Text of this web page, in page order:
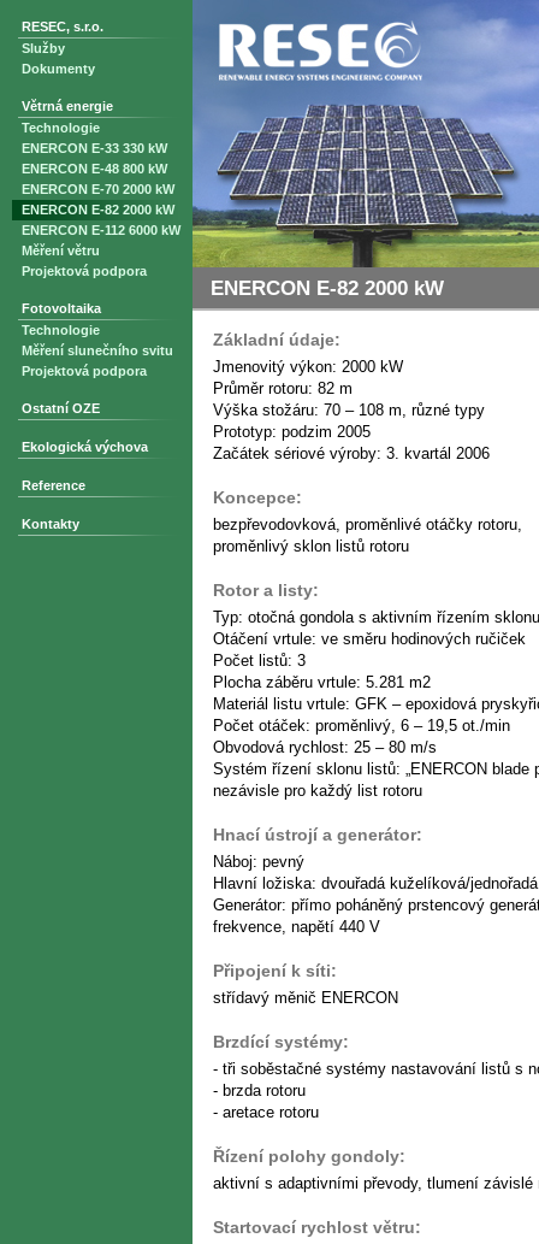
RESEC, s.r.o.
Služby
Dokumenty
Větrná energie
Technologie
ENERCON E-33 330 kW
ENERCON E-48 800 kW
ENERCON E-70 2000 kW
ENERCON E-82 2000 kW
ENERCON E-112 6000 kW
Měření větru
Projektová podpora
Fotovoltaika
Technologie
Měření slunečního svitu
Projektová podpora
Ostatní OZE
Ekologická výchova
Reference
Kontakty
ENERCON E-82 2000 kW
Základní údaje:
Jmenovitý výkon: 2000 kW
Průměr rotoru: 82 m
Výška stožáru: 70 – 108 m, různé typy
Prototyp: podzim 2005
Začátek sériové výroby: 3. kvartál 2006
Koncepce:
bezpřevodovková, proměnlivé otáčky rotoru,
proměnlivý sklon listů rotoru
Rotor a listy:
Typ: otočná gondola s aktivním řízením
Otáčení vrtule: ve směru hodinových ručiček
Počet listů: 3
Plocha záběru vrtule: 5.281 m2
Materiál listu vrtule: GFK – epoxidová
Počet otáček: proměnlivý, 6 – 19,5 ot./min
Obvodová rychlost: 25 – 80 m/s
Systém řízení sklonu listů: „ENERCON blade
nezávisle pro každý list rotoru
Hnací ústrojí a generátor:
Náboj: pevný
Hlavní ložiska: dvouřadá kuželíková/
Generátor: přímo poháněný prstencový
frekvence, napětí 440 V
Připojení k síti:
střídavý měnič ENERCON
Brzdící systémy:
- tři soběstačné systémy nastavování listů s
- brzda rotoru
- aretace rotoru
Řízení polohy gondoly:
aktivní s adaptivními převody, tlumení závislé
Startovací rychlost větru: